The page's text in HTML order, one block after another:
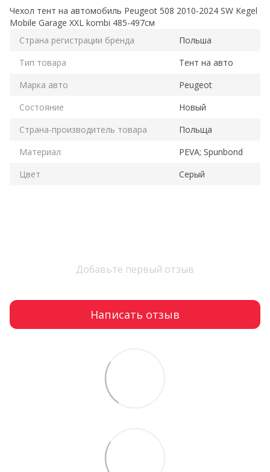
Чехол тент на автомобиль Peugeot 508 2010-2024 SW Kegel
Mobile Garage XXL kombi 485-497см
Страна регистрации бренда
Польша
Тип товара
Тент на авто
Марка авто
Peugeot
Состояние
Новый
Страна-производитель товара
Польща
Материал
PEVA; Spunbond
Цвет
Серый
Добавьте первый отзыв
Написать отзыв